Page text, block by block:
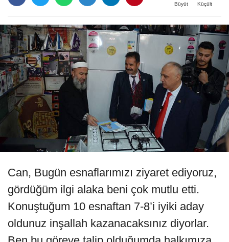
Büyüt Küçült
Can, Bugün esnaflarımızı ziyaret ediyoruz,
gördüğüm ilgi alaka beni çok mutlu etti.
Konuştuğum 10 esnaftan 7-8’i iyiki aday
oldunuz inşallah kazanacaksınız diyorlar.